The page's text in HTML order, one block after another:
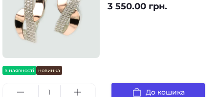
в наявності новинка
3 550.00 грн.
До кошика